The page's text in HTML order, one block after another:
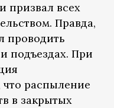
призвал всех
Правда,
проводить
подъездах. При
что распыление
в закрытых